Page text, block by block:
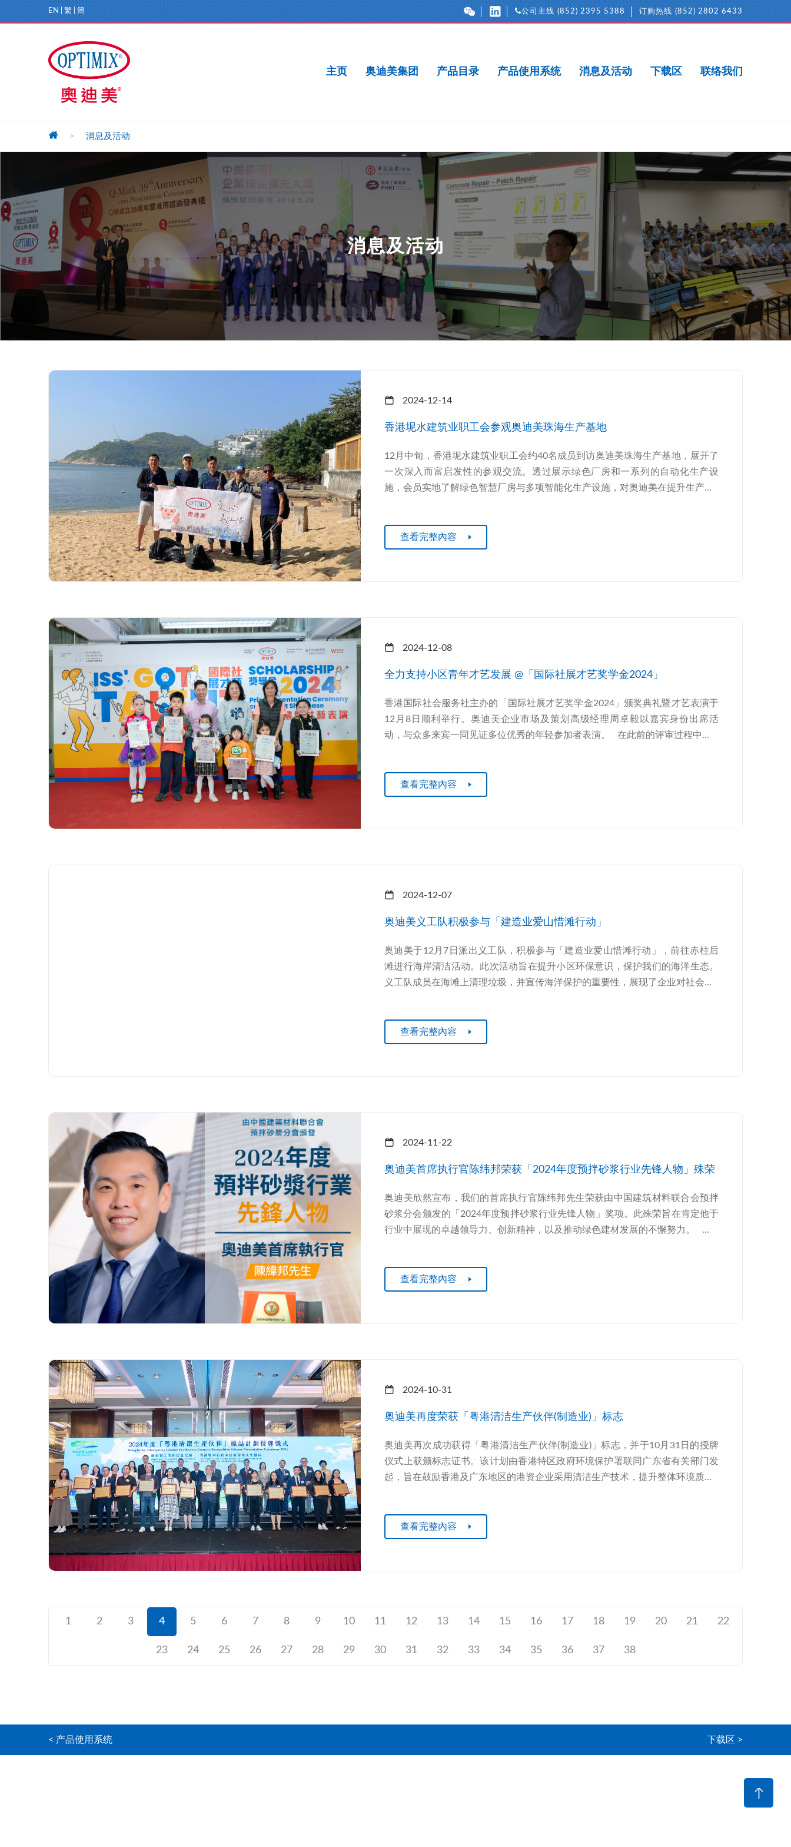
EN 繁 簡 公司主线 (852) 2395 5388 订购热线 (852) 2802 6433
主页 奥迪美集团 产品目录 产品使用系统 消息及活动 下载区 联络我们
> 消息及活动
消息及活动
2024-12-14
香港坭水建筑业职工会参观奥迪美珠海生产基地
12月中旬，香港坭水建筑业职工会约40名成员到访奥迪美珠海生产基地，展开了
一次深入而富启发性的参观交流。透过展示绿色厂房和一系列的自动化生产设
施，会员实地了解绿色智慧厂房与多项智能化生产设施，对奥迪美在提升生产...
查看完整內容
2024-12-08
全力支持小区青年才艺发展 @「国际社展才艺奖学金2024」
香港国际社会服务社主办的「国际社展才艺奖学金2024」颁奖典礼暨才艺表演于
12月8日顺利举行。奥迪美企业市场及策划高级经理周卓毅以嘉宾身份出席活
动，与众多来宾一同见证多位优秀的年轻参加者表演。 在此前的评审过程中...
查看完整內容
2024-12-07
奥迪美义工队积极参与「建造业爱山惜滩行动」
奥迪美于12月7日派出义工队，积极参与「建造业爱山惜滩行动」，前往赤柱后
滩进行海岸清洁活动。此次活动旨在提升小区环保意识，保护我们的海洋生态。
义工队成员在海滩上清理垃圾，并宣传海洋保护的重要性，展现了企业对社会...
查看完整內容
2024-11-22
奥迪美首席执行官陈纬邦荣获「2024年度预拌砂浆行业先锋人物」殊荣
奥迪美欣然宣布，我们的首席执行官陈纬邦先生荣获由中国建筑材料联合会预拌
砂浆分会颁发的「2024年度预拌砂浆行业先锋人物」奖项。此殊荣旨在肯定他于
行业中展现的卓越领导力、创新精神，以及推动绿色建材发展的不懈努力。 ...
查看完整內容
2024-10-31
奥迪美再度荣获「粤港清洁生产伙伴(制造业)」标志
奥迪美再次成功获得「粤港清洁生产伙伴(制造业)」标志，并于10月31日的授牌
仪式上获颁标志证书。该计划由香港特区政府环境保护署联同广东省有关部门发
起，旨在鼓励香港及广东地区的港资企业采用清洁生产技术，提升整体环境质...
查看完整內容
1 2 3 4 5 6 7 8 9 10 11 12 13 14 15 16 17 18 19 20 21 22
23 24 25 26 27 28 29 30 31 32 33 34 35 36 37 38
< 产品使用系统 下载区 >